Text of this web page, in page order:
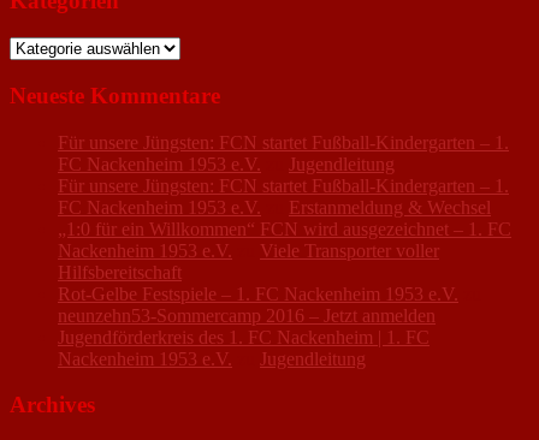
Kategorien
Neueste Kommentare
Für unsere Jüngsten: FCN startet Fußball-Kindergarten – 1.
FC Nackenheim 1953 e.V.
Jugendleitung
Für unsere Jüngsten: FCN startet Fußball-Kindergarten – 1.
FC Nackenheim 1953 e.V.
Erstanmeldung & Wechsel
„1:0 für ein Willkommen“ FCN wird ausgezeichnet – 1. FC
Nackenheim 1953 e.V.
Viele Transporter voller
Hilfsbereitschaft
Rot-Gelbe Festspiele – 1. FC Nackenheim 1953 e.V.
neunzehn53-Sommercamp 2016 – Jetzt anmelden
Jugendförderkreis des 1. FC Nackenheim | 1. FC
Nackenheim 1953 e.V.
Jugendleitung
Archives